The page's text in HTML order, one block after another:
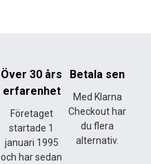
Över 30 års
erfarenhet
Företaget
startade 1
januari 1995
och har sedan
Betala sen
Med Klarna
Checkout har
du flera
alternativ.